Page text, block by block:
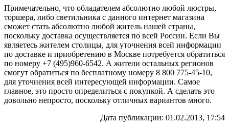
Примечательно, что обладателем абсолютно любой люстры,
торшера, либо светильника с данного интернет магазина
сможет стать абсолютно любой житель нашей страны,
поскольку доставка осуществляется по всей России. Если Вы
являетесь жителем столицы, для уточнения всей информации
по доставке и приобретению в Москве потребуется обратиться
по номеру +7 (495)960-6542. А жители остальных регионов
смогут обратиться по бесплатному номеру 8 800 775-45-10,
для уточнения всей интересующей информации. Самое
главное, это просто определиться с покупкой. А сделать это
довольно непросто, поскольку отличных вариантов много.
Дата публикации: 01.02.2013, 17:54